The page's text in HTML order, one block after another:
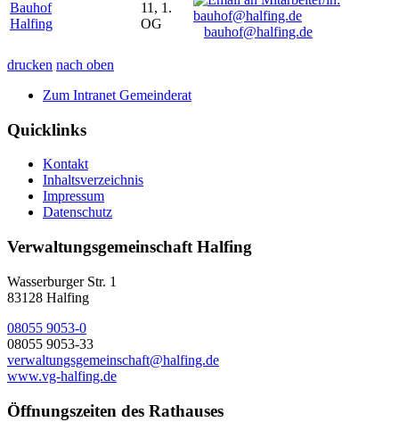
Bauhof
Halfing
11, 1.
OG
bauhof@halfing.de
drucken nach oben
Zum Intranet Gemeinderat
Quicklinks
Kontakt
Inhaltsverzeichnis
Impressum
Datenschutz
Verwaltungsgemeinschaft Halfing
Wasserburger Str. 1
83128 Halfing
08055 9053-0
08055 9053-33
verwaltungsgemeinschaft@halfing.de
www.vg-halfing.de
Öffnungszeiten des Rathauses